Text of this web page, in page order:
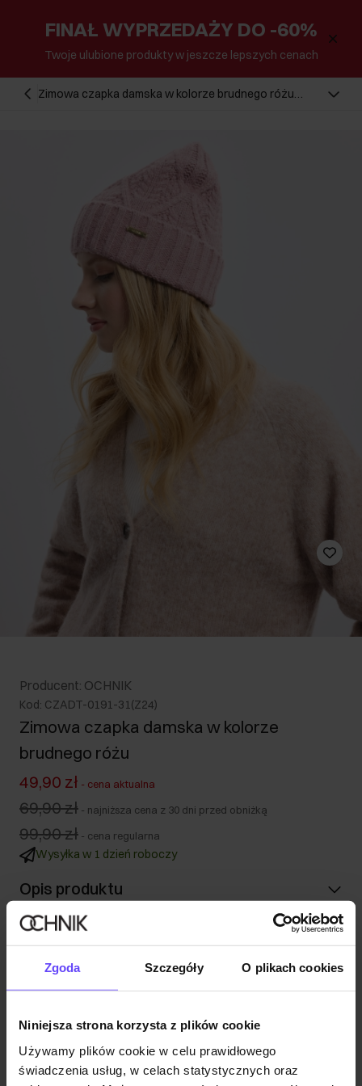
Zgoda Szczegóły O plikach cookies
Niniejsza strona korzysta z plików cookie
Używamy plików cookie w celu prawidłowego
świadczenia usług, w celach statystycznych oraz
FINAŁ WYPRZEDAŻY DO -60%
Twoje ulubione produkty w jeszcze lepszych cenach
Zimowa czapka damska w kolorze brudnego różu
Producent: OCHNIK
Kod: CZADT-0191-31(Z24)
Zimowa czapka damska w kolorze
brudnego różu
49,90 zł - cena aktualna
69,90 zł - najniższa cena z 30 dni przed obniżką
99,90 zł - cena regularna
Wysyłka w 1 dzień roboczy
Opis produktu
Szczegóły
Skład i wymiary
Opinie